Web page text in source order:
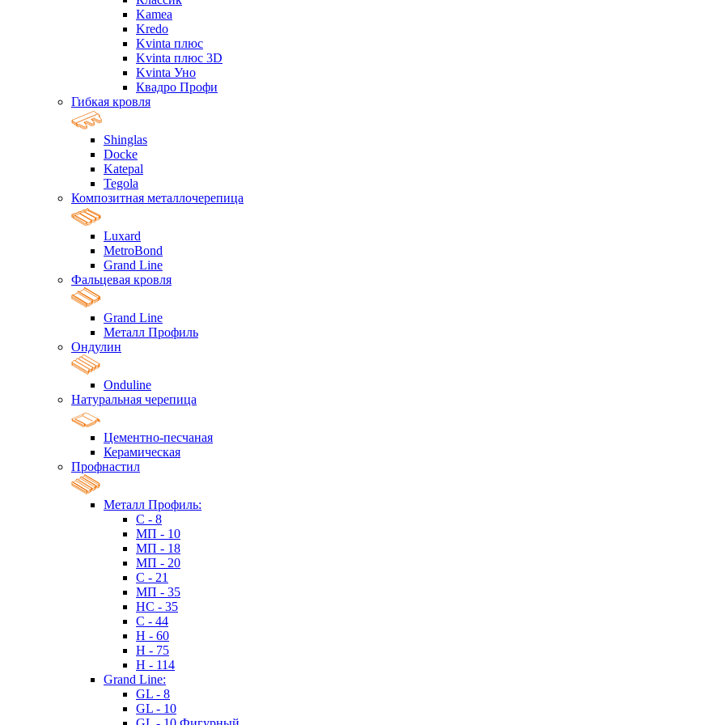
Kamea
Kredo
Kvinta плюс
Kvinta плюс 3D
Kvinta Уно
Квадро Профи
Гибкая кровля
Shinglas
Docke
Katepal
Tegola
Композитная металлочерепица
Luxard
MetroBond
Grand Line
Фальцевая кровля
Grand Line
Металл Профиль
Ондулин
Onduline
Натуральная черепица
Цементно-песчаная
Керамическая
Профнастил
Металл Профиль:
C - 8
МП - 10
МП - 18
МП - 20
C - 21
МП - 35
HC - 35
C - 44
H - 60
H - 75
H - 114
Grand Line:
GL - 8
GL - 10